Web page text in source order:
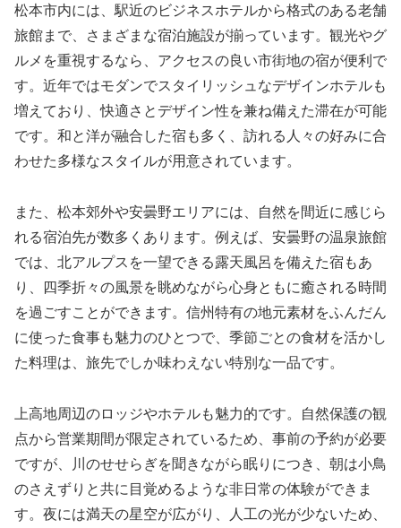
松本市内には、駅近のビジネスホテルから格式のある老舗
旅館まで、さまざまな宿泊施設が揃っています。観光やグ
ルメを重視するなら、アクセスの良い市街地の宿が便利で
す。近年ではモダンでスタイリッシュなデザインホテルも
増えており、快適さとデザイン性を兼ね備えた滞在が可能
です。和と洋が融合した宿も多く、訪れる人々の好みに合
わせた多様なスタイルが用意されています。
また、松本郊外や安曇野エリアには、自然を間近に感じら
れる宿泊先が数多くあります。例えば、安曇野の温泉旅館
では、北アルプスを一望できる露天風呂を備えた宿もあ
り、四季折々の風景を眺めながら心身ともに癒される時間
を過ごすことができます。信州特有の地元素材をふんだん
に使った食事も魅力のひとつで、季節ごとの食材を活かし
た料理は、旅先でしか味わえない特別な一品です。
上高地周辺のロッジやホテルも魅力的です。自然保護の観
点から営業期間が限定されているため、事前の予約が必要
ですが、川のせせらぎを聞きながら眠りにつき、朝は小鳥
のさえずりと共に目覚めるような非日常の体験ができま
す。夜には満天の星空が広がり、人工の光が少ないため、